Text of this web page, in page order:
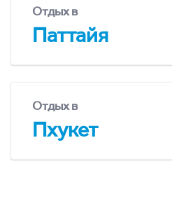
Отдых в
Паттайя
Отдых в
Пхукет